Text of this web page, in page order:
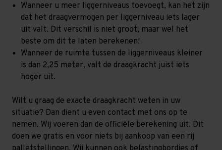
Wanneer u meer liggerniveaus toevoegt, kan het zijn
dat het draagvermogen per liggerniveau iets lager
uit valt. Dit verschil is niet groot, maar wel het
beste om dit te laten berekenen!
Wanneer de ruimte tussen de liggerniveaus kleiner
is dan 2,25 meter, valt de draagkracht juist iets
hoger uit.
Wilt u graag de exacte draagkracht weten in uw
situatie? Dan dient u even contact met ons op te
nemen. Wij voeren dan de officiële berekening uit. Dit
doen we gratis en voor niets bij aankoop van een rij